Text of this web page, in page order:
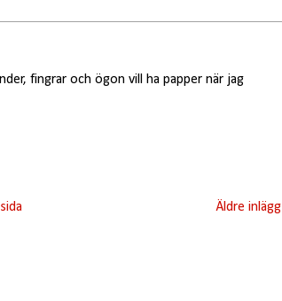
fingrar och ögon vill ha papper när jag
Äldre inlägg